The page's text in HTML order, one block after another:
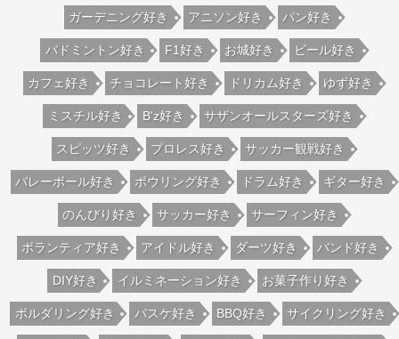
ガーデニング好き アニソン好き パン好き
バドミントン好き F1好き お城好き ビール好き
カフェ好き チョコレート好き ドリカム好き ゆず好き
ミスチル好き B'z好き サザンオールスターズ好き
スピッツ好き プロレス好き サッカー観戦好き
バレーボール好き ボウリング好き ドラム好き ギター好き
のんびり好き サッカー好き サーフィン好き
ボランティア好き アイドル好き ダーツ好き バンド好き
DIY好き イルミネーション好き お菓子作り好き
ボルダリング好き バスケ好き BBQ好き サイクリング好き